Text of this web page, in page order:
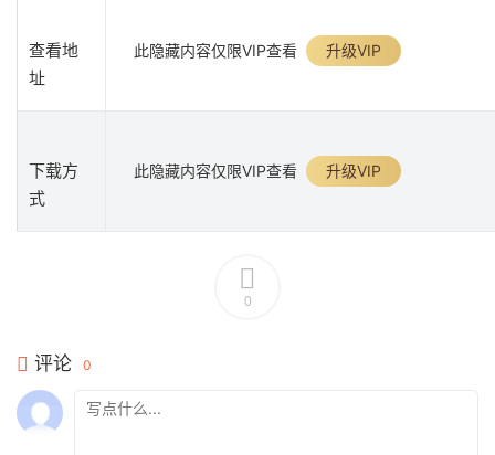
查看地
址
此隐藏内容仅限VIP查看 升级VIP
下载方
式
此隐藏内容仅限VIP查看 升级VIP
0
评论 0